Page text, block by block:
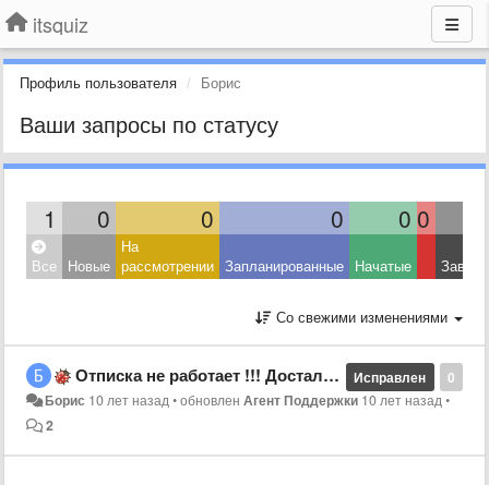
itsquiz
Профиль пользователя Борис
Ваши запросы по статусу
1 0 0 0 0 0
Все Новые
На
рассмотрении Запланированные Начатые
Со свежими изменениями
0
Исправлен
Отписка не работает !!! Достала рассылка ...
Борис 10 лет назад•обновленАгент Поддержки 10 лет назад•
2